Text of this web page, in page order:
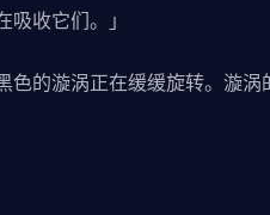
收它们。」
色的漩涡正在缓缓旋转。漩